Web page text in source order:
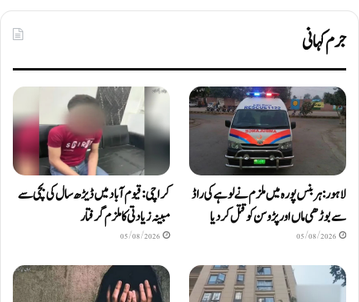
جرم کہانی
لاہور: ہربنس پورہ میں ملزم نے لوہے کی راڈ
سے بوڑھی ماں اور پڑوسن کو قتل کر دیا
05/08/2026
کراچی: قیوم آباد میں ڈیڑھ سال کی بچی سے
مبینہ زیادتی کا ملزم گرفتار
05/08/2026